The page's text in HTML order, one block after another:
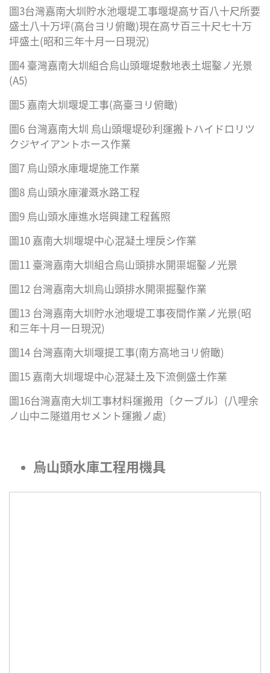
圖3台灣嘉南大圳貯水池堰堤工事堰堤高サ百八十尺所要
盛土八十万坪(高台ヨリ俯瞰)現在高サ百三十尺七十万
坪盛土(昭和三年十月一日現況)
圖4 臺灣嘉南大圳組合烏山頭堰堤敷地表土堀鑿ノ光景
(A5)
圖5 嘉南大圳堰堤工事(高臺ヨリ俯瞰)
圖6 台灣嘉南大圳 烏山頭堰堤砂利運搬トハイドロリツ
クジヤイアントホース作業
圖7 烏山頭水庫堰堤施工作業
圖8 烏山頭水庫灌溉水路工程
圖9 烏山頭水庫進水塔興建工程舊照
圖10 嘉南大圳堰堤中心混凝土埋戾シ作業
圖11 臺灣嘉南大圳組合烏山頭排水開渠堀鑿ノ光景
圖12 台灣嘉南大圳烏山頭排水開渠掘鑿作業
圖13 台灣嘉南大圳貯水池堰堤工事夜間作業ノ光景(昭
和三年十月一日現況)
圖14 台灣嘉南大圳堰提工事(南方高地ヨリ俯瞰)
圖15 嘉南大圳堰堤中心混凝土及下流側盛土作業
圖16台灣嘉南大圳工事材料運搬用〔クーブル〕(八哩余
ノ山中ニ隧道用セメント運搬ノ處)
烏山頭水庫工程用機具